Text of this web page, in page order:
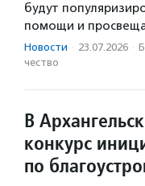
будут
помощи и
Новости · 23.07.2026 ·
чест­во
В
конкурс
по